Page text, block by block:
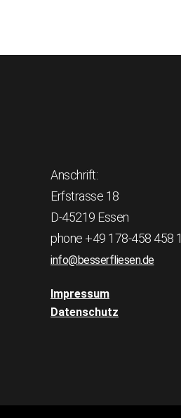
Anschrift:
Erfstrasse 18
D-45219 Essen
phone +49 178-458 458 1
info@besserfliesen.de
Impressum
Datenschutz